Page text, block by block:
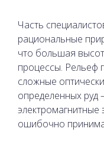
Часть
рациональные
что большая
процессы. Рельеф
сложные
определенных
ошибочно